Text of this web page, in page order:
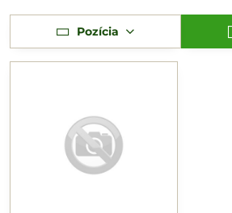
Pozícia